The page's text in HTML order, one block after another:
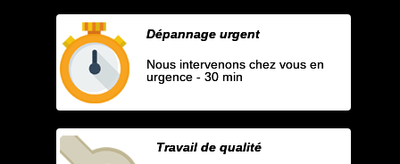
Dépannage urgent
Nous intervenons chez vous en
urgence - 30 min
Travail de qualité